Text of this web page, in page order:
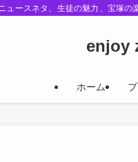
ュースネタ、生徒の魅力、宝塚
enjoy
ホーム